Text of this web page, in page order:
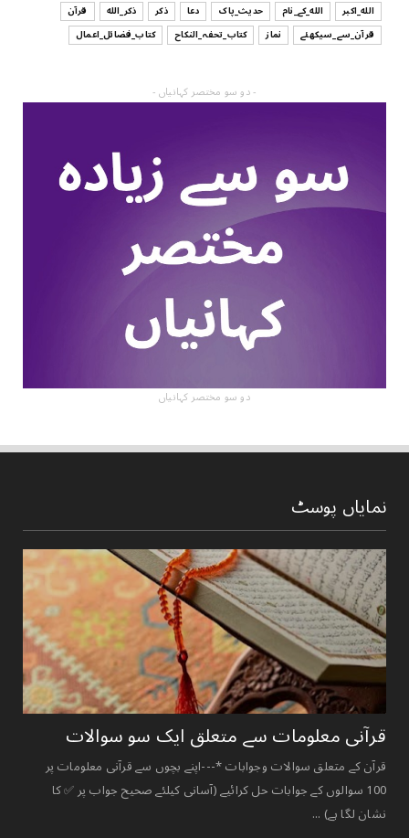
الله_اکبر الله_کے_نام حدیث_پاک دعا ذکر ذکر_الله
قرآن
قرآن_سے_سیکھئے
نماز کتاب_تحفہ_النکاح کتاب_فضائل_اعمال
- دو سو مختصر کہانیاں -
دو سو مختصر کہانیاں
نمایاں پوسٹ
قرآنی ‏معلومات ‏سے ‏متعلق ‏ایک ‏سو ‏سوالات ‏
قرآن کے متعلق سوالات وجوابات *---اپنے بچوں سے قرآنی معلومات پر
100 سوالوں کے جوابات حل کرائیے (آسانی کیلئے صحیح جواب پر ✅ کا
نشان لگا ہے) ...